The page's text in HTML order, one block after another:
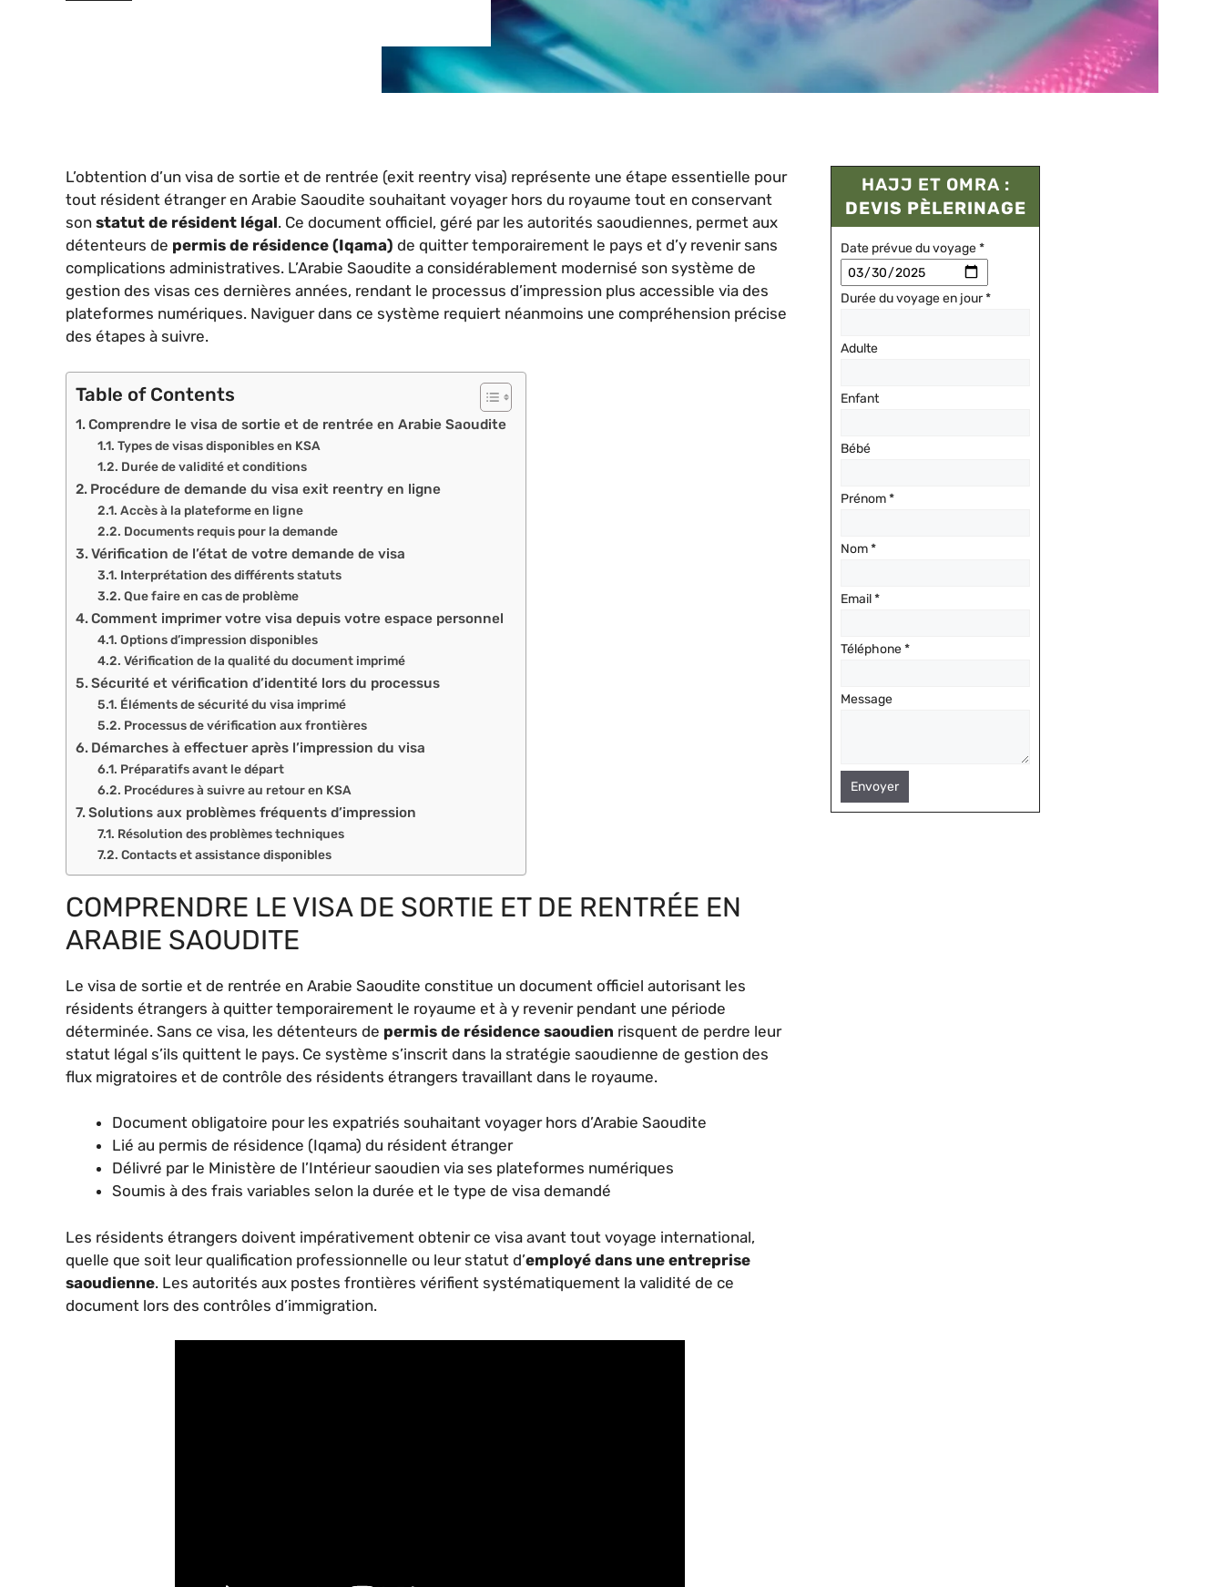
L’obtention d’un visa de sortie et de rentrée (exit reentry visa) représente une étape essentielle pour
tout résident étranger en Arabie Saoudite souhaitant voyager hors du royaume tout en conservant
son statut de résident légal. Ce document officiel, géré par les autorités saoudiennes, permet aux
détenteurs de permis de résidence (Iqama) de quitter temporairement le pays et d’y revenir sans
complications administratives. L’Arabie Saoudite a considérablement modernisé son système de
gestion des visas ces dernières années, rendant le processus d’impression plus accessible via des
plateformes numériques. Naviguer dans ce système requiert néanmoins une compréhension précise
des étapes à suivre.
Table of Contents
Comprendre le visa de sortie et de rentrée en Arabie Saoudite
Types de visas disponibles en KSA
Durée de validité et conditions
Procédure de demande du visa exit reentry en ligne
Accès à la plateforme en ligne
Documents requis pour la demande
Vérification de l’état de votre demande de visa
Interprétation des différents statuts
Que faire en cas de problème
Comment imprimer votre visa depuis votre espace personnel
Options d’impression disponibles
Vérification de la qualité du document imprimé
Sécurité et vérification d’identité lors du processus
Éléments de sécurité du visa imprimé
Processus de vérification aux frontières
Démarches à effectuer après l’impression du visa
Préparatifs avant le départ
Procédures à suivre au retour en KSA
Solutions aux problèmes fréquents d’impression
Résolution des problèmes techniques
Contacts et assistance disponibles
COMPRENDRE LE VISA DE SORTIE ET DE RENTRÉE EN
ARABIE SAOUDITE
Le visa de sortie et de rentrée en Arabie Saoudite constitue un document officiel autorisant les
résidents étrangers à quitter temporairement le royaume et à y revenir pendant une période
déterminée. Sans ce visa, les détenteurs de permis de résidence saoudien risquent de perdre leur
statut légal s’ils quittent le pays. Ce système s’inscrit dans la stratégie saoudienne de gestion des
flux migratoires et de contrôle des résidents étrangers travaillant dans le royaume.
Document obligatoire pour les expatriés souhaitant voyager hors d’Arabie Saoudite
Lié au permis de résidence (Iqama) du résident étranger
Délivré par le Ministère de l’Intérieur saoudien via ses plateformes numériques
Soumis à des frais variables selon la durée et le type de visa demandé
Les résidents étrangers doivent impérativement obtenir ce visa avant tout voyage international,
quelle que soit leur qualification professionnelle ou leur statut d’employé dans une entreprise
saoudienne. Les autorités aux postes frontières vérifient systématiquement la validité de ce
document lors des contrôles d’immigration.
HAJJ ET OMRA :
DEVIS PÈLERINAGE
Date prévue du voyage*
Durée du voyage en jour*
Adulte
Enfant
Bébé
Prénom*
Nom*
Email*
Téléphone*
Message
Envoyer